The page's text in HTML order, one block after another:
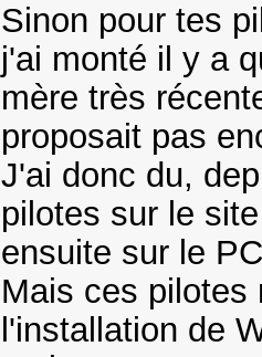
Sinon pour tes
j'ai monté il y a
mère très
proposait pas
J'ai donc du,
pilotes sur le
ensuite sur le
Mais ces pilotes
l'installation de